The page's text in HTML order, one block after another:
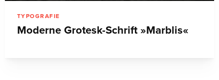
TYPOGRAFIE
Moderne Grotesk-Schrift »Marblis«